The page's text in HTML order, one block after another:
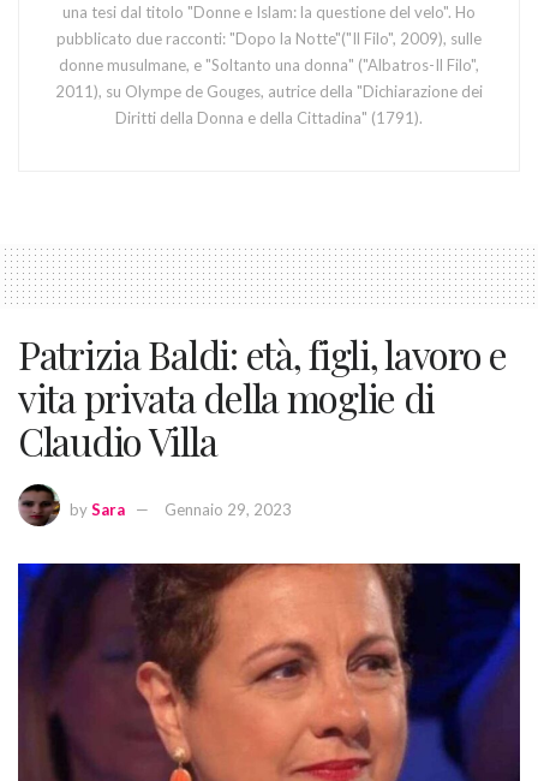
una tesi dal titolo "Donne e Islam: la questione del velo". Ho
pubblicato due racconti: "Dopo la Notte"("Il Filo", 2009), sulle
donne musulmane, e "Soltanto una donna" ("Albatros-Il Filo",
2011), su Olympe de Gouges, autrice della "Dichiarazione dei
Diritti della Donna e della Cittadina" (1791).
Patrizia Baldi: età, figli, lavoro e
vita privata della moglie di
Claudio Villa
bySara Gennaio 29, 2023